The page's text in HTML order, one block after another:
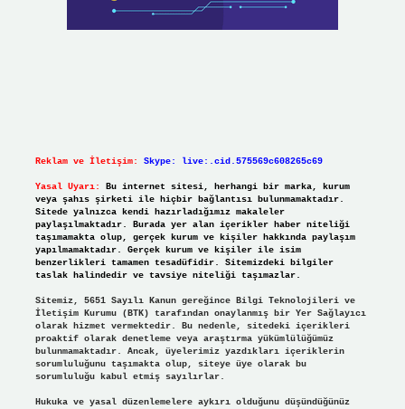
Reklam ve İletişim: Skype: live:.cid.575569c608265c69
Yasal Uyarı:
Bu internet sitesi, herhangi bir marka, kurum
veya şahıs şirketi ile hiçbir bağlantısı bulunmamaktadır.
Sitede yalnızca kendi hazırladığımız makaleler
paylaşılmaktadır. Burada yer alan içerikler haber niteliği
taşımamakta olup, gerçek kurum ve kişiler hakkında paylaşım
yapılmamaktadır. Gerçek kurum ve kişiler ile isim
benzerlikleri tamamen tesadüfidir. Sitemizdeki bilgiler
taslak halindedir ve tavsiye niteliği taşımazlar.
Sitemiz, 5651 Sayılı Kanun gereğince Bilgi Teknolojileri ve
İletişim Kurumu (BTK) tarafından onaylanmış bir Yer Sağlayıcı
olarak hizmet vermektedir. Bu nedenle, sitedeki içerikleri
proaktif olarak denetleme veya araştırma yükümlülüğümüz
bulunmamaktadır. Ancak, üyelerimiz yazdıkları içeriklerin
sorumluluğunu taşımakta olup, siteye üye olarak bu
sorumluluğu kabul etmiş sayılırlar.
Hukuka ve yasal düzenlemelere aykırı olduğunu düşündüğünüz